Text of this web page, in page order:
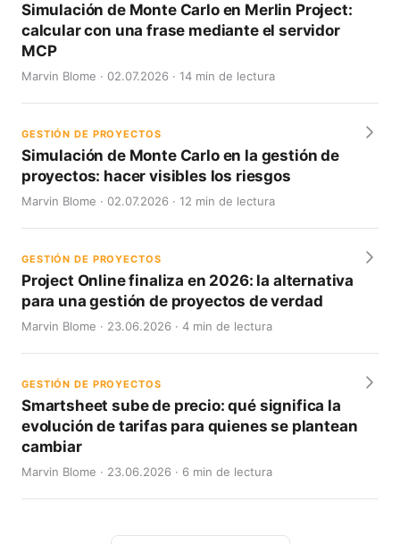
Simulación de Monte Carlo en Merlin Project:
calcular con una frase mediante el servidor
MCP
Marvin Blome · 02.07.2026 · 14 min de lectura
GESTIÓN DE PROYECTOS
Simulación de Monte Carlo en la gestión de
proyectos: hacer visibles los riesgos
Marvin Blome · 02.07.2026 · 12 min de lectura
GESTIÓN DE PROYECTOS
Project Online finaliza en 2026: la alternativa
para una gestión de proyectos de verdad
Marvin Blome · 23.06.2026 · 4 min de lectura
GESTIÓN DE PROYECTOS
Smartsheet sube de precio: qué significa la
evolución de tarifas para quienes se plantean
cambiar
Marvin Blome · 23.06.2026 · 6 min de lectura